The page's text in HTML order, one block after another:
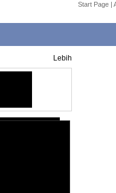
Start Page |
Lebih